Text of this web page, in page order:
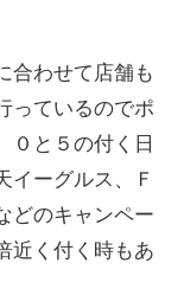
合わせて店舗も
っているのでポ
０と５の付く日
イーグルス、Ｆ
どのキャンペー
近く付く時もあ